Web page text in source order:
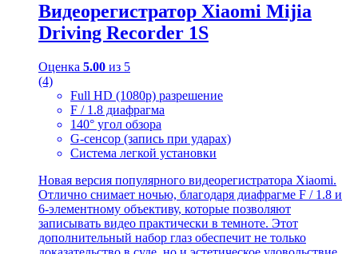
Видеорегистратор Xiaomi Mijia
Driving Recorder 1S
Оценка 5.00 из 5
(4)
Full HD (1080p) разрешение
F / 1.8 диафрагма
140° угол обзора
G-сенсор (запись при ударах)
Система легкой установки
Новая версия популярного видеорегистратора Xiaomi.
Отлично снимает ночью, благодаря диафрагме F / 1.8 и
6-элементному объективу, которые позволяют
записывать видео практически в темноте. Этот
дополнительный набор глаз обеспечит не только